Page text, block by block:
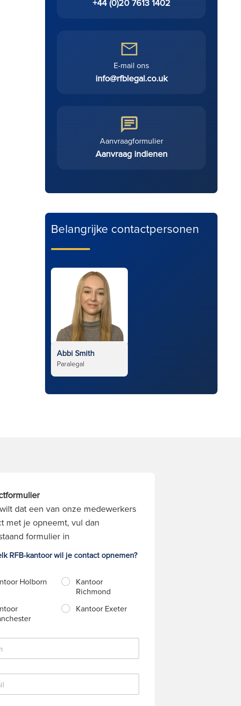
+44 (0)20 7613 1402
E-mail ons
info@rfblegal.co.uk
Aanvraagformulier
Aanvraag indienen
Belangrijke contactpersonen
Abbi Smith
Paralegal
dat een van onze medewerkers
met je opneemt, vul dan
formulier in
RFB-kantoor wil je contact opnemen?
Holborn
Kantoor
Richmond
Kantoor Exeter